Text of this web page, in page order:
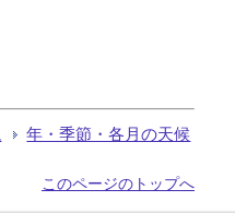
年・季節・各月の天候
このページのトップへ